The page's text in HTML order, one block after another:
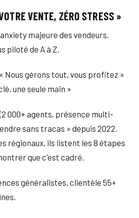
VENTE, ZÉRO STRESS »
majeure des vendeurs.
piloté de A à Z.
« Nous gérons tout, vous profitez »
une seule main »
000+ agents, présence multi-
sans tracas » depuis 2022.
régionaux, ils listent les 8 étapes
que c'est cadré.
généralistes, clientèle 55+